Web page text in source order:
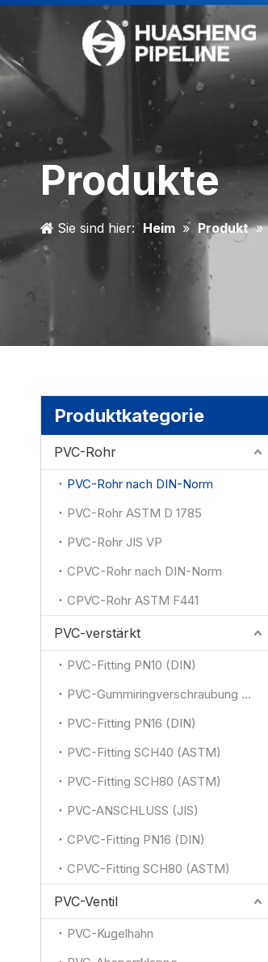
Produkte
Sie sind hier: Heim » Produkt »
Produktkategorie
PVC-Rohr
PVC-Rohr nach DIN-Norm
PVC-Rohr ASTM D 1785
PVC-Rohr JIS VP
CPVC-Rohr nach DIN-Norm
CPVC-Rohr ASTM F441
PVC-verstärkt
PVC-Fitting PN10 (DIN)
PVC-Gummiringverschraubung (DIN)
PVC-Fitting PN16 (DIN)
PVC-Fitting SCH40 (ASTM)
PVC-Fitting SCH80 (ASTM)
PVC-ANSCHLUSS (JIS)
CPVC-Fitting PN16 (DIN)
CPVC-Fitting SCH80 (ASTM)
PVC-Ventil
PVC-Kugelhahn